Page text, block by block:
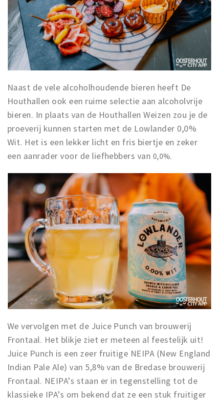
Naast de vele alcoholhoudende bieren heeft De
Houthallen ook een ruime selectie aan alcoholvrije
bieren. In plaats van de Houthallen Weizen zou je de
proeverij kunnen starten met de Lowlander 0,0%
Wit. Het is een lekker licht en fris biertje en zeker
een aanrader voor de liefhebbers van 0,0%.
We vervolgen met de Juice Punch van brouwerij
Frontaal. Het blikje ziet er meteen al feestelijk uit!
Juice Punch is een zeer fruitige NEIPA (New England
Indian Pale Ale) van 5,8% van de Bredase brouwerij
Frontaal. NEIPA’s staan er in tegenstelling tot de
klassieke IPA’s om bekend dat ze een stuk fruitiger